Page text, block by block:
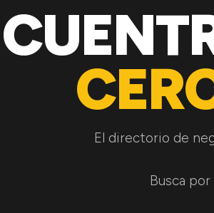
El directorio de
Busca